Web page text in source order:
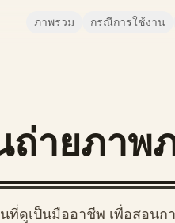
ภาพรวม กรณีการใช้งาน
ายภาพ
ที่ดูเป็นมืออาชีพ เพื่อสอน